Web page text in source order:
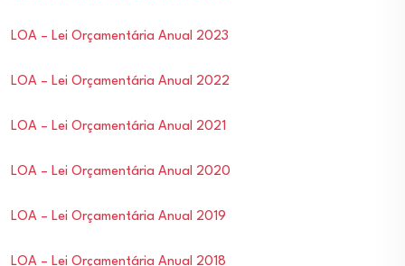
LOA – Lei Orçamentária Anual 2023
LOA – Lei Orçamentária Anual 2022
LOA – Lei Orçamentária Anual 2021
LOA – Lei Orçamentária Anual 2020
LOA – Lei Orçamentária Anual 2019
LOA – Lei Orçamentária Anual 2018